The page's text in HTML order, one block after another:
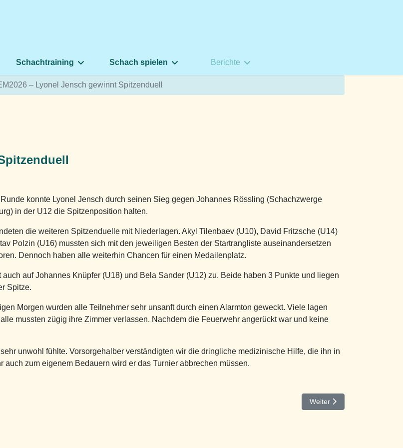
Schachtraining Schach spielen Berichte
– Lyonel Jensch gewinnt Spitzenduell
Runde konnte Lyonel Jensch durch seinen Sieg gegen Johannes Rössling (Schachzwerge
in der U12 die Spitzenposition halten.
die weiteren Spitzenduelle mit Niederlagen. Akyl Tilenbaev (U10), David Fritzsche (U14)
Polzin (U16) mussten sich mit den jeweiligen Besten der Startrangliste auseinandersetzen
Dennoch haben alle weiterhin Chancen für einen Medailenplatz.
auch auf Johannes Knüpfer (U18) und Bela Sander (U12) zu. Beide haben 3 Punkte und liegen
Spitze.
Morgen wurden alle Teilnehmer sehr unsanft durch einen Alarmton geweckt. Viele lagen
mussten zügig ihre Zimmer verlassen. Nachdem die Feuerwehr angerückt war und keine
unwohl fühlte. Vorsorgehalber verständigten wir die dringliche medizinische Hilfe, die ihn in
zum eigenem Bedauern wird er das Turnier abbrechen müssen.
Nächster Beitrag: LJEM
Weiter